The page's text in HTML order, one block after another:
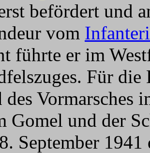
befördert und
vom
führte er im
Für
des Vormarsches
Gomel und der
September